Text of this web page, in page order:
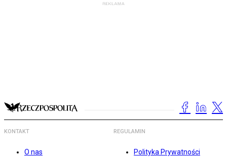
KONTAKT
O nas
REGULAMIN
Polityka Prywatności